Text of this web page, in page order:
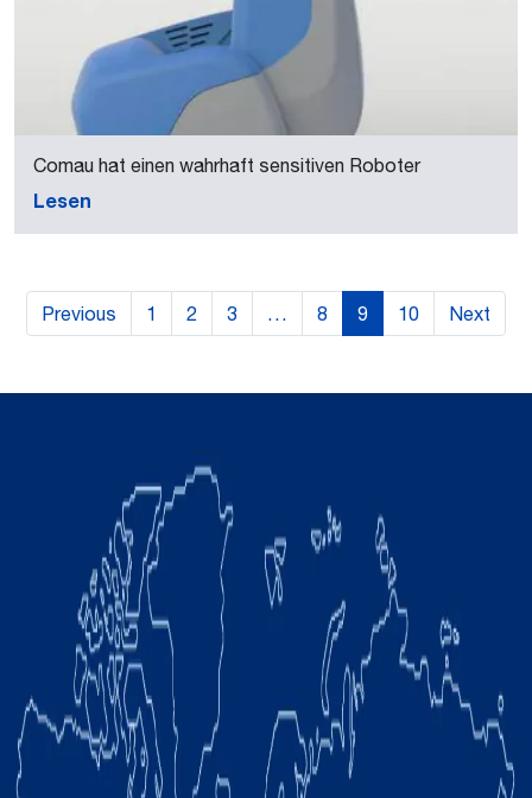
Comau hat einen wahrhaft sensitiven Roboter
Lesen
Previous 1 2 3 … 8 9 10 Next